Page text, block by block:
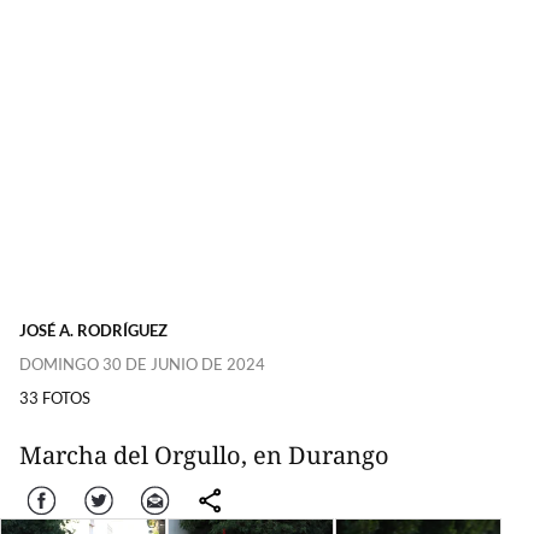
JOSÉ A. RODRÍGUEZ
DOMINGO 30 DE JUNIO DE 2024
33 FOTOS
Marcha del Orgullo, en Durango
Facebook Twitter Correo comparte